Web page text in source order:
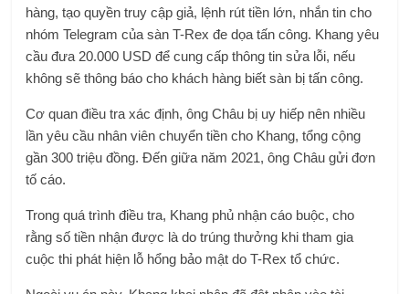
hàng, tạo quyền truy cập giả, lệnh rút tiền lớn, nhắn tin cho
nhóm Telegram của sàn T-Rex đe dọa tấn công. Khang yêu
cầu đưa 20.000 USD để cung cấp thông tin sửa lỗi, nếu
không sẽ thông báo cho khách hàng biết sàn bị tấn công.
Cơ quan điều tra xác định, ông Châu bị uy hiếp nên nhiều
lần yêu cầu nhân viên chuyển tiền cho Khang, tổng cộng
gần 300 triệu đồng. Đến giữa năm 2021, ông Châu gửi đơn
tố cáo.
Trong quá trình điều tra, Khang phủ nhận cáo buộc, cho
rằng số tiền nhận được là do trúng thưởng khi tham gia
cuộc thi phát hiện lỗ hổng bảo mật do T-Rex tổ chức.